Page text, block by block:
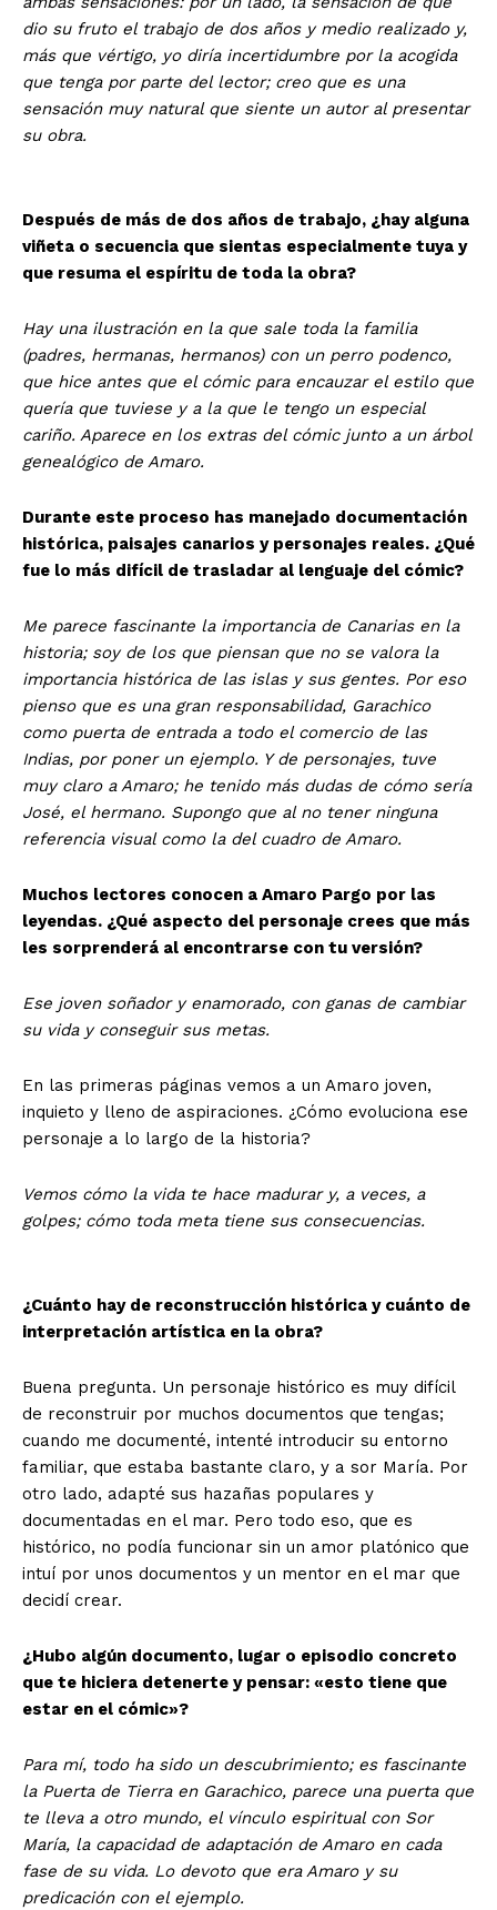
dio su fruto el trabajo de dos años y medio realizado y,
más que vértigo, yo diría incertidumbre por la acogida
que tenga por parte del lector; creo que es una
sensación muy natural que siente un autor al presentar
su obra.
Después de más de dos años de trabajo, ¿hay alguna
viñeta o secuencia que sientas especialmente tuya y
que resuma el espíritu de toda la obra?
Hay una ilustración en la que sale toda la familia
(padres, hermanas, hermanos) con un perro podenco,
que hice antes que el cómic para encauzar el estilo que
quería que tuviese y a la que le tengo un especial
cariño. Aparece en los extras del cómic junto a un árbol
genealógico de Amaro.
Durante este proceso has manejado documentación
histórica, paisajes canarios y personajes reales. ¿Qué
fue lo más difícil de trasladar al lenguaje del cómic?
Me parece fascinante la importancia de Canarias en la
historia; soy de los que piensan que no se valora la
importancia histórica de las islas y sus gentes. Por eso
pienso que es una gran responsabilidad, Garachico
como puerta de entrada a todo el comercio de las
Indias, por poner un ejemplo. Y de personajes, tuve
muy claro a Amaro; he tenido más dudas de cómo sería
José, el hermano. Supongo que al no tener ninguna
referencia visual como la del cuadro de Amaro.
Muchos lectores conocen a Amaro Pargo por las
leyendas. ¿Qué aspecto del personaje crees que más
les sorprenderá al encontrarse con tu versión?
Ese joven soñador y enamorado, con ganas de cambiar
su vida y conseguir sus metas.
En las primeras páginas vemos a un Amaro joven,
inquieto y lleno de aspiraciones. ¿Cómo evoluciona ese
personaje a lo largo de la historia?
Vemos cómo la vida te hace madurar y, a veces, a
golpes; cómo toda meta tiene sus consecuencias.
¿Cuánto hay de reconstrucción histórica y cuánto de
interpretación artística en la obra?
Buena pregunta. Un personaje histórico es muy difícil
de reconstruir por muchos documentos que tengas;
cuando me documenté, intenté introducir su entorno
familiar, que estaba bastante claro, y a sor María. Por
otro lado, adapté sus hazañas populares y
documentadas en el mar. Pero todo eso, que es
histórico, no podía funcionar sin un amor platónico que
intuí por unos documentos y un mentor en el mar que
decidí crear.
¿Hubo algún documento, lugar o episodio concreto
que te hiciera detenerte y pensar: «esto tiene que
estar en el cómic»?
Para mí, todo ha sido un descubrimiento; es fascinante
la Puerta de Tierra en Garachico, parece una puerta que
te lleva a otro mundo, el vínculo espiritual con Sor
María, la capacidad de adaptación de Amaro en cada
fase de su vida. Lo devoto que era Amaro y su
predicación con el ejemplo.